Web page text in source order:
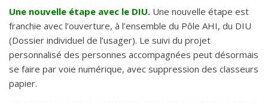
Une nouvelle étape avec le DIU. Une nouvelle étape est
franchie avec l’ouverture, à l’ensemble du Pôle AHI, du DIU
(Dossier individuel de l’usager). Le suivi du projet
personnalisé des personnes accompagnées peut désormais
se faire par voie numérique, avec suppression des classeurs
papier.